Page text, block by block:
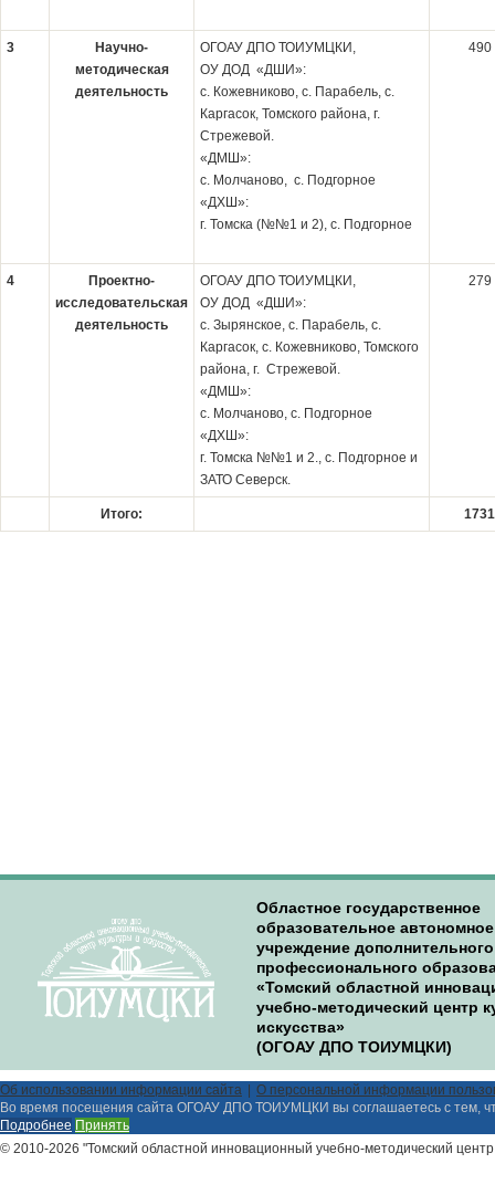
3
Научно-
методическая
деятельность
ОГОАУ ДПО ТОИУМЦКИ,
ОУ ДОД «ДШИ»:
с. Кожевниково, с. Парабель, с.
Каргасок, Томского района, г.
Стрежевой.
«ДМШ»:
с. Молчаново, с. Подгорное
«ДХШ»:
г. Томска (№№1 и 2), с. Подгорное
490
4
Проектно-
исследовательская
деятельность
ОГОАУ ДПО ТОИУМЦКИ,
ОУ ДОД «ДШИ»:
с. Зырянское, с. Парабель, с.
Каргасок, с. Кожевниково, Томского
района, г. Стрежевой.
«ДМШ»:
с. Молчаново, с. Подгорное
«ДХШ»:
г. Томска №№1 и 2., с. Подгорное и
ЗАТО Северск.
279
Итого: 1731
Областное государственное
образовательное автономное
учреждение дополнительного
профессионального
«Томский областной
учебно-методический центр
искусства»
(ОГОАУ ДПО ТОИУМЦКИ)
Об использовании информации сайта
О персональной информации
Во время посещения сайта ОГОАУ ДПО ТОИУМЦКИ вы соглашаетесь с тем,
Подробнее Принять
© 2010-2026 "Томский областной инновационный учебно-методический центр